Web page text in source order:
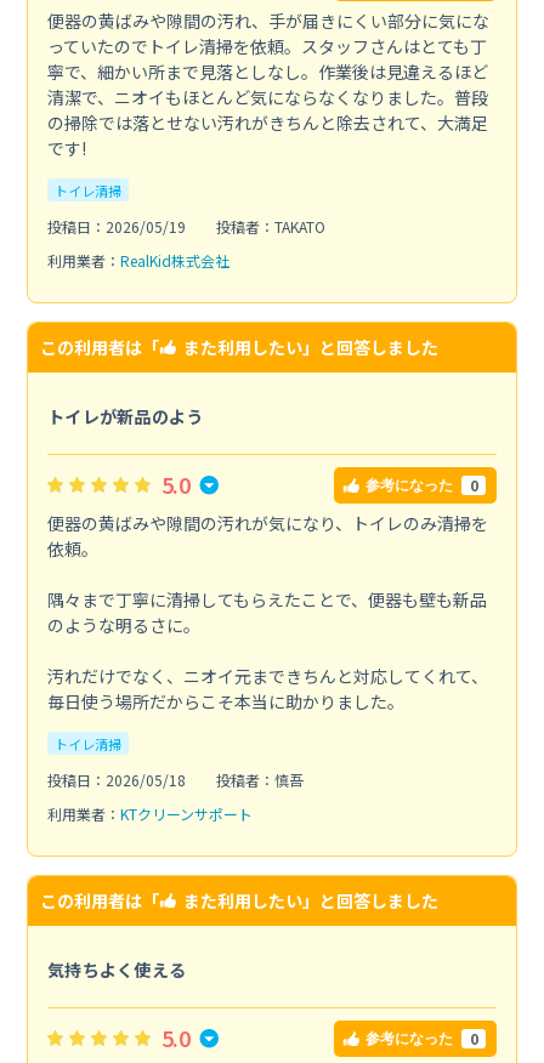
便器の黄ばみや隙間の汚れ、手が届きにくい部分に気にな
っていたのでトイレ清掃を依頼。スタッフさんはとても丁
寧で、細かい所まで見落としなし。作業後は見違えるほど
清潔で、ニオイもほとんど気にならなくなりました。普段
の掃除では落とせない汚れがきちんと除去されて、大満足
です!
トイレ清掃
投稿日：2026/05/19
投稿者：TAKATO
利用業者： RealKid株式会社
この利用者は「 また利用したい」と回答しました
トイレが新品のよう
5.0 参考になった 0
便器の黄ばみや隙間の汚れが気になり、トイレのみ清掃を
依頼。
隅々まで丁寧に清掃してもらえたことで、便器も壁も新品
のような明るさに。
汚れだけでなく、ニオイ元まできちんと対応してくれて、
毎日使う場所だからこそ本当に助かりました。
トイレ清掃
投稿日：2026/05/18
投稿者：慎吾
利用業者： KTクリーンサポート
この利用者は「 また利用したい」と回答しました
気持ちよく使える
5.0 参考になった 0